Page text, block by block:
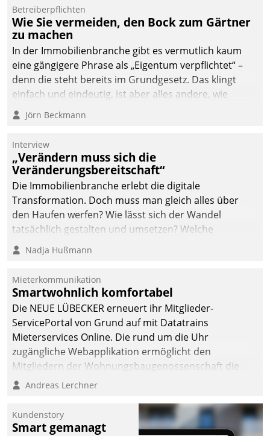
Dialogführung ermöglicht
dem externen
Serviceteam, Anrufe von
Mietenden zügiger und
effizienter zu bearbeiten.
Betreiberpflichten
Wie Sie vermeiden, den Bock zum Gärtner
zu machen
In der Immobilienbranche gibt es vermutlich kaum
eine gängigere Phrase als „Eigentum verpflichtet“ –
denn die steht bereits im Grundgesetz. Das klingt
einfach und eindeutig, ist aber alles andere, wie
Branchenbeschäftigte wissen. Denn mit der
Verantwortung folgen Verpflichtungen.
Jörn Beckmann
Interview
„Verändern muss sich die
Veränderungsbereitschaft“
Die Immobilienbranche erlebt die digitale
Transformation. Doch muss man gleich alles über
den Haufen werfen? Wie lässt sich der Wandel
tatsächlich gestalten und umsetzen? Welche
Argumente zählen wirklich?
Nadja Hußmann
Mieterkommunikation
Smartwohnlich komfortabel
Die NEUE LÜBECKER erneuert ihr Mitglieder-
ServicePortal von Grund auf mit Datatrains
Mieterservices Online. Die rund um die Uhr
zugängliche Webapplikation ermöglicht den
Mitgliedern der Wohnungs­bau­genossenschaft die
Kontaktaufnahme per Smartphone, Tablet oder PC.
Andreas Lerchner
Kundenstory
Smart gemanagt